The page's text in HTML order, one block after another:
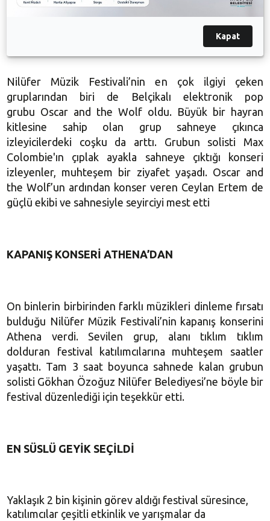
Nilüfer Müzik Festivali’nin en çok ilgiyi çeken
gruplarından biri de Belçikalı elektronik pop
grubu Oscar and the Wolf oldu. Büyük bir hayran
kitlesine sahip olan grup sahneye çıkınca
izleyicilerdeki coşku da arttı. Grubun solisti Max
Colombie'ın çıplak ayakla sahneye çıktığı konseri
izleyenler, muhteşem bir ziyafet yaşadı. Oscar and
the Wolf’un ardından konser veren Ceylan Ertem de
güçlü ekibi ve sahnesiyle seyirciyi mest etti
KAPANIŞ KONSERİ ATHENA’DAN
On binlerin birbirinden farklı müzikleri dinleme fırsatı
bulduğu Nilüfer Müzik Festivali’nin kapanış konserini
Athena verdi. Sevilen grup, alanı tıklım tıklım
dolduran festival katılımcılarına muhteşem saatler
yaşattı. Tam 3 saat boyunca sahnede kalan grubun
solisti Gökhan Özoğuz Nilüfer Belediyesi’ne böyle bir
festival düzenlediği için teşekkür etti.
EN SÜSLÜ GEYİK SEÇİLDİ
Yaklaşık 2 bin kişinin görev aldığı festival süresince,
katılımcılar çeşitli etkinlik ve yarışmalar da
Kapat